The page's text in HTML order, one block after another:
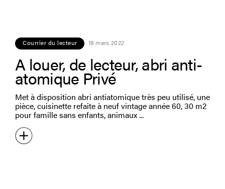
Courrier du lecteur 18 mars 2022
A louer, de lecteur, abri anti-
atomique Privé
Met à disposition abri antiatomique très peu utilisé, une
pièce, cuisinette refaite à neuf vintage année 60, 30 m2
pour famille sans enfants, animaux